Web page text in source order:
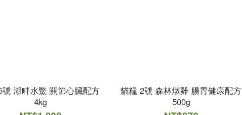
號 湖畔水鱉 關節心臟配方
4kg
貓糧 2號 森林燉雞 腸胃健康配方
500g